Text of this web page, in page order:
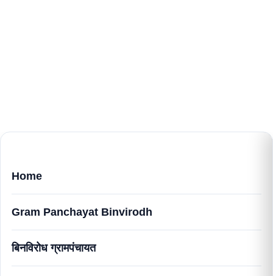
Home
Gram Panchayat Binvirodh
बिनविरोध ग्रामपंचायत